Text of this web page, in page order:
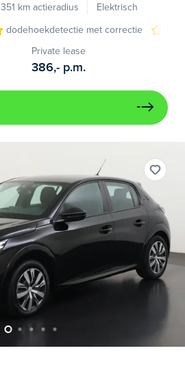
351 km actieradius
Elektrisch
dodehoekdetectie met correctie
Private lease
386,- p.m.